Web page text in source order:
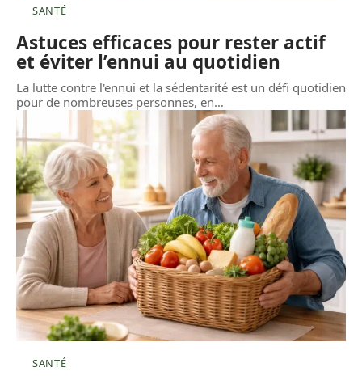
SANTÉ
Astuces efficaces pour rester actif
et éviter l’ennui au quotidien
La lutte contre l'ennui et la sédentarité est un défi quotidien
pour de nombreuses personnes, en…
SANTÉ